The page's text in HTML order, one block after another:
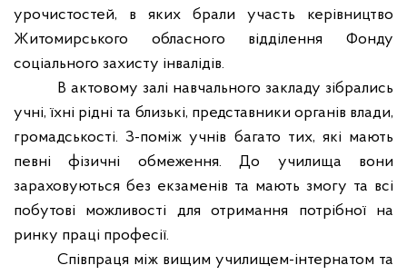
урочистостей, в яких брали участь керівництво
Житомирського обласного відділення Фонду
соціального захисту інвалідів.
В актовому залі навчального закладу зібрались
учні, їхні рідні та близькі, представники органів влади,
громадськості. З-поміж учнів багато тих, які мають
певні фізичні обмеження. До училища вони
зараховуються без екзаменів та мають змогу та всі
побутові можливості для отримання потрібної на
ринку праці професії.
Співпраця між вищим училищем-інтернатом та